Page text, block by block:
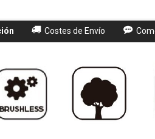
Costes de Envío